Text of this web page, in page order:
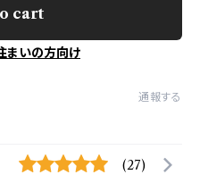
cart
まいの方向け
通報する
(27)